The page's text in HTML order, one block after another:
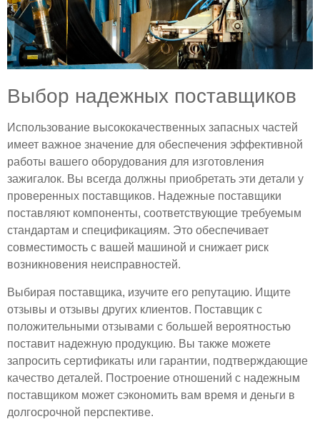
Выбор надежных поставщиков
Использование высококачественных запасных частей
имеет важное значение для обеспечения эффективной
работы вашего оборудования для изготовления
зажигалок. Вы всегда должны приобретать эти детали у
проверенных поставщиков. Надежные поставщики
поставляют компоненты, соответствующие требуемым
стандартам и спецификациям. Это обеспечивает
совместимость с вашей машиной и снижает риск
возникновения неисправностей.
Выбирая поставщика, изучите его репутацию. Ищите
отзывы и отзывы других клиентов. Поставщик с
положительными отзывами с большей вероятностью
поставит надежную продукцию. Вы также можете
запросить сертификаты или гарантии, подтверждающие
качество деталей. Построение отношений с надежным
поставщиком может сэкономить вам время и деньги в
долгосрочной перспективе.